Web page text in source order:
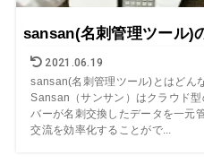
sansan(名刺管理ツール)
2021.06.19
sansan(名刺管理ツール)とはどん
Sansan（サンサン）はクラウド
バーが名刺交換したデータを一元
交流を効率化することがで...